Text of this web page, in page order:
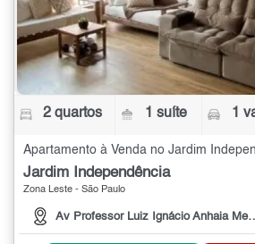
2 quartos 1 suíte 1
Jardim Independência
Zona Leste - São Paulo
Av Professor Luiz Ignácio Anhaia Mello, 3660